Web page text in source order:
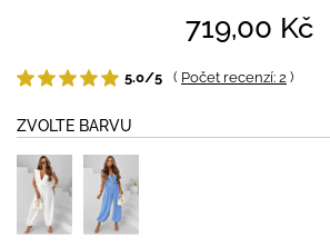
719,00 Kč
5.0/5 ( Počet recenzí: 2 )
ZVOLTE BARVU